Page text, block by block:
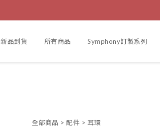
新品到貨 所有商品 Symphony訂製系列
全部商品 >配件 > 耳環